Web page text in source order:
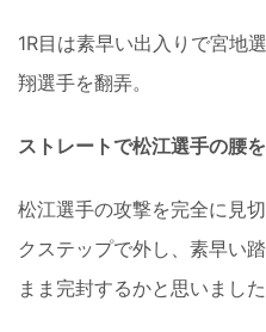
1R目は素早い出入りで宮地
翔選手を翻弄。
ストレートで松江選手の腰
松江選手の攻撃を完全に見
クステップで外し、素早い
まま完封するかと思いました